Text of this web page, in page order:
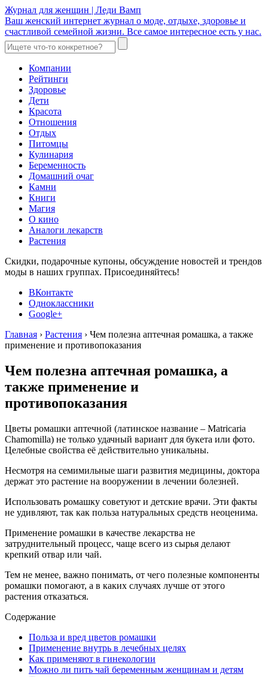
Журнал для женщин | Леди Вамп
Ваш женский интернет журнал о моде, отдыхе, здоровье и
счастливой семейной жизни. Все самое интересное есть у нас.
Компании
Рейтинги
Здоровье
Дети
Красота
Отношения
Отдых
Питомцы
Кулинария
Беременность
Домашний очаг
Камни
Книги
Магия
О кино
Аналоги лекарств
Растения
Скидки, подарочные купоны, обсуждение новостей и трендов
моды в наших группах. Присоединяйтесь!
ВКонтакте
Одноклассники
Google+
Главная › Растения › Чем полезна аптечная ромашка, а также
применение и противопоказания
Чем полезна аптечная ромашка, а
также применение и
противопоказания
Цветы ромашки аптечной (латинское название – Matricaria
Chamomilla) не только удачный вариант для букета или фото.
Целебные свойства её действительно уникальны.
Несмотря на семимильные шаги развития медицины, доктора
держат это растение на вооружении в лечении болезней.
Использовать ромашку советуют и детские врачи. Эти факты
не удивляют, так как польза натуральных средств неоценима.
Применение ромашки в качестве лекарства не
затруднительный процесс, чаще всего из сырья делают
крепкий отвар или чай.
Тем не менее, важно понимать, от чего полезные компоненты
ромашки помогают, а в каких случаях лучше от этого
растения отказаться.
Содержание
Польза и вред цветов ромашки
Применение внутрь в лечебных целях
Как применяют в гинекологии
Можно ли пить чай беременным женщинам и детям